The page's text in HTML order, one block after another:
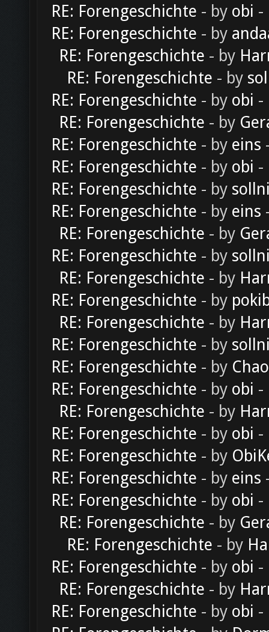
RE: Forengeschichte - by obi -
RE: Forengeschichte - by
RE: Forengeschichte - by
RE: Forengeschichte - by
RE: Forengeschichte - by obi -
RE: Forengeschichte - by
RE: Forengeschichte - by eins
RE: Forengeschichte - by obi -
RE: Forengeschichte - by
RE: Forengeschichte - by eins
RE: Forengeschichte - by
RE: Forengeschichte - by
RE: Forengeschichte - by
RE: Forengeschichte - by
RE: Forengeschichte - by
RE: Forengeschichte - by
RE: Forengeschichte - by
RE: Forengeschichte - by obi -
RE: Forengeschichte - by
RE: Forengeschichte - by obi -
RE: Forengeschichte - by
RE: Forengeschichte - by eins
RE: Forengeschichte - by obi -
RE: Forengeschichte - by
RE: Forengeschichte - by
RE: Forengeschichte - by obi -
RE: Forengeschichte - by
RE: Forengeschichte - by obi -